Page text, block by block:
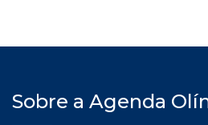
Sobre a Agenda